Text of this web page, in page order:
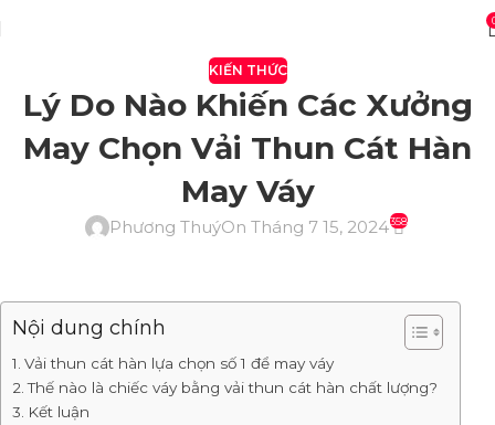
KIẾN THỨC
Lý Do Nào Khiến Các Xưởng
May Chọn Vải Thun Cát Hàn
May Váy
Phương ThuýOn Tháng 7 15, 2024358
Nội dung chính
Vải thun cát hàn lựa chọn số 1 để may váy
Thế nào là chiếc váy bằng vải thun cát hàn chất lượng?
Kết luận